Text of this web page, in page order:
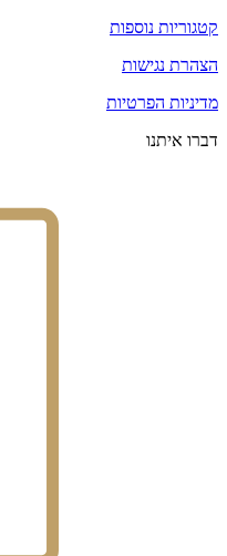
קטגוריות נוספות
הצהרת נגישות
מדיניות הפרטיות
דברו איתנו